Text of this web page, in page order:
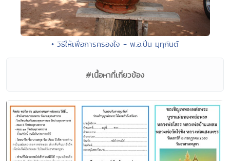
• วิธีให้เพื่อการครองใจ - พ.อ.ปิ่น มุทุกันต์
#เนื้อหาที่เกี่ยวข้อง